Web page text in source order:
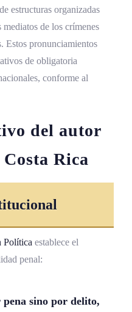
estructuras organizadas
mediatos de los crímenes
Estos pronunciamientos
de obligatoria
conforme al
del autor
Rica
Política establece el
penal:
sino por delito,